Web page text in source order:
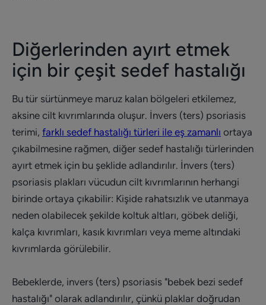
Diğerlerinden ayırt etmek
için bir çeşit sedef hastalığı
Bu tür sürtünmeye maruz kalan bölgeleri etkilemez,
aksine cilt kıvrımlarında oluşur. İnvers (ters) psoriasis
terimi, farklı sedef hastalığı türleri ile eş zamanlı ortaya
çıkabilmesine rağmen, diğer sedef hastalığı türlerinden
ayırt etmek için bu şeklide adlandırılır. İnvers (ters)
psoriasis plakları vücudun cilt kıvrımlarının herhangi
birinde ortaya çıkabilir: Kişide rahatsızlık ve utanmaya
neden olabilecek şekilde koltuk altları, göbek deliği,
kalça kıvrımları, kasık kıvrımları veya meme altındaki
kıvrımlarda görülebilir.
Bebeklerde, invers (ters) psoriasis "bebek bezi sedef
hastalığı" olarak adlandırılır, çünkü plaklar doğrudan